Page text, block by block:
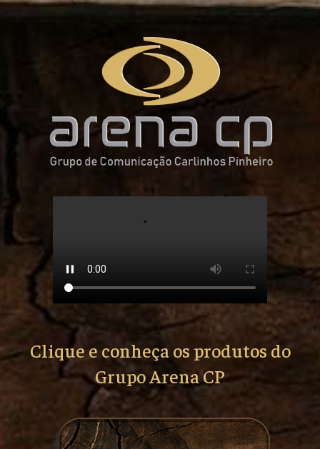
Clique e conheça os produtos do
Grupo Arena CP